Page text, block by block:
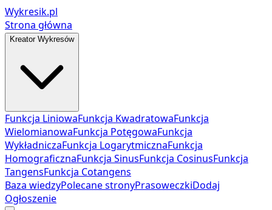
Wykresik.pl
Strona główna
Kreator Wykresów
Funkcja LiniowaFunkcja KwadratowaFunkcja
WielomianowaFunkcja PotęgowaFunkcja
WykładniczaFunkcja LogarytmicznaFunkcja
HomograficznaFunkcja SinusFunkcja CosinusFunkcja
TangensFunkcja Cotangens
Baza wiedzyPolecane stronyPrasoweczkiDodaj
Ogłoszenie